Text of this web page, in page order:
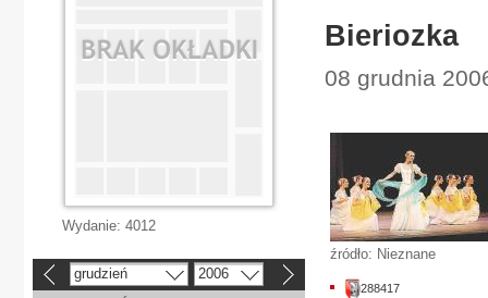
Bieriozka
08 grudnia
źródło: Nieznane
288417
Wydanie: 4012
grudzień 2006